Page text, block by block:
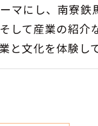
マにし、南寮
して産業の紹
と文化を体験し